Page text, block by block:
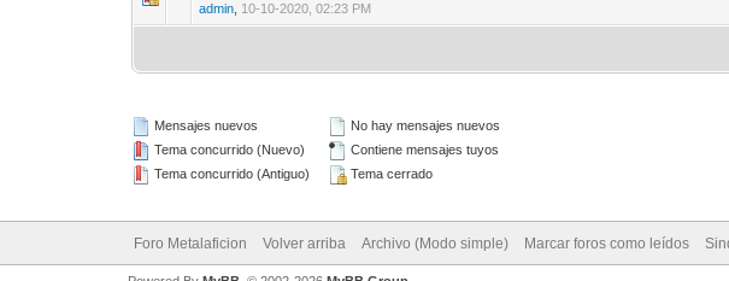
admin 10-10-2020, 02:23 PM
Mensajes nuevos
Tema concurrido (Nuevo)
Tema concurrido (Antiguo)
No hay mensajes nuevos
Contiene mensajes tuyos
Tema cerrado
Foro Metalaficion Volver arriba Archivo (Modo simple) Marcar foros como leídos